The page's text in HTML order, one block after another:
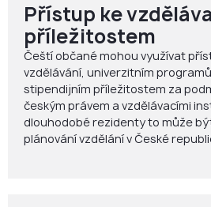
Přístup ke
příležitostem
Čeští občané mohou využívat
vzdělávání, univerzitním
stipendijním příležitostem za
českým právem a vzdělávacími
dlouhodobé rezidenty to může
plánování vzdělání v České